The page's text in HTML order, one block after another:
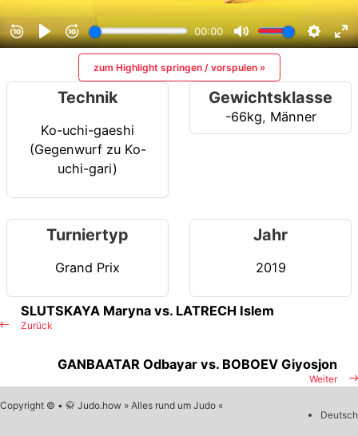
zum Highlight springen / vorspulen »
Technik
Ko-uchi-gaeshi
(Gegenwurf zu Ko-
uchi-gari)
Gewichtsklasse
-66kg, Männer
Turniertyp
Grand Prix
Jahr
2019
Zurück
SLUTSKAYA Maryna vs. LATRECH Islem
Weiter
GANBAATAR Odbayar vs. BOBOEV Giyosjon
Copyright © • 🥋 Judo.how » Alles rund um Judo «
Deutsch